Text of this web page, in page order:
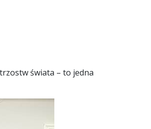
świata – to jedna